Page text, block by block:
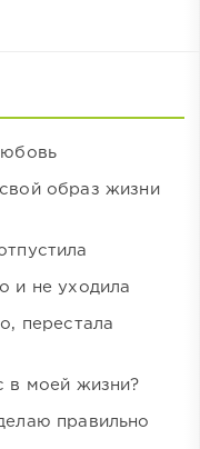
образ жизни
и не уходила
перестала
в моей жизни?
правильно